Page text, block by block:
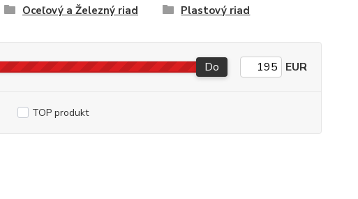
Oceľový a Železný riad Plastový riad
Do EUR
TOP produkt